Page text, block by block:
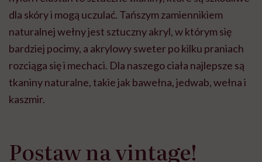
dla skóry i mogą uczulać. Tańszym zamiennikiem
naturalnej wełny jest sztuczny akryl, w którym się
bardziej pocimy, a akrylowy sweter po kilku praniach
rozciąga się i mechaci. Dla naszego ciała najlepsze są
tkaniny naturalne, takie jak bawełna, jedwab, wełna i
kaszmir.
Postaw na vintage!